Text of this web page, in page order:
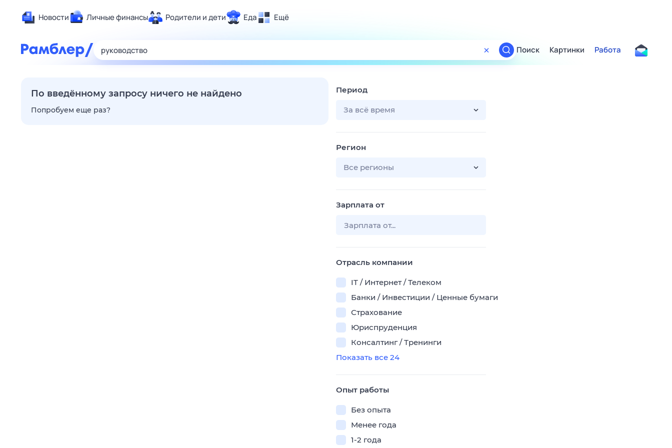
Новости Личные финансы Родители и дети Еда Ещё
Развлечения и отдых
Спорт
Поиск
ТВ-программа
Поиск Картинки Работа
По введённому запросу ничего не найдено
Попробуем еще раз?
Период
За всё время
Регион
Все регионы
Зарплата от
Отрасль компании
IT / Интернет / Телеком
Банки / Инвестиции / Ценные бумаги
Страхование
Юриспруденция
Консалтинг / Тренинги
Показать все 24
Опыт работы
Без опыта
Менее года
1-2 года